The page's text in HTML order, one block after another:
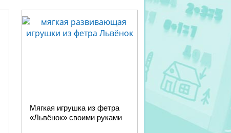
Мягкая игрушка из фетра
«Львёнок» своими руками